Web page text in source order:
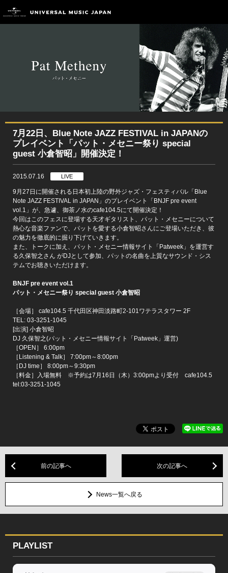
7月22日、Blue Note JAZZ FESTIVAL in JAPANの
プレイベント「パット・メセニー祭り special
guest 小倉智昭」開催決定！
2015.07.16 LIVE
9月27日に開催される日本初上陸の野外ジャズ・フェスティバル「Blue
Note JAZZ FESTIVAL in JAPAN」のプレイベント「BNJF pre event
vol.1」が、急遽、御茶ノ水のcafe104.5にて開催決定！
今回はこのフェスに登場する天才ギタリスト、パット・メセニーについて
熱心な音楽ファンで、パットを愛する小倉智昭さんにご登場いただき、彼
の魅力を徹底的に掘り下げていきます。
また、トークに加え、パット・メセニー情報サイト「Patweek」を運営す
る久保智之さん がDJとして参加、パットの名曲を上質なサウンド・シス
テムでお聴きいただけます。
BNJF pre event vol.1
パット・メセニー祭り special guest 小倉智昭
［会場］ cafe104.5 千代田区神田淡路町2-101ワテラスタワー 2F
TEL: 03-3251-1045
[出演] 小倉智昭
DJ 久保智之(パット・メセニー情報サイト「Patweek」運営)
［OPEN］ 6:00pm
［Listening & Talk］ 7:00pm～8:00pm
［DJ time］ 8:00pm～9:30pm
［料金］入場無料 ※予約は7月16日（木）3:00pmより受付 cafe104.5
tel:03-3251-1045
前の記事へ 次の記事へ
News一覧へ戻る
PLAYLIST